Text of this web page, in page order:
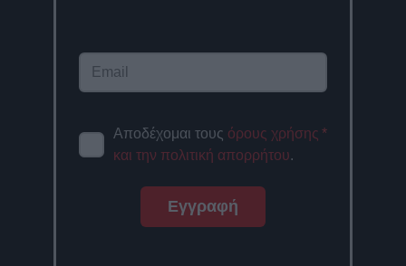
Αποδέχομαι τους όρους χρήσης
και την πολιτική απορρήτου.
*
Εγγραφή